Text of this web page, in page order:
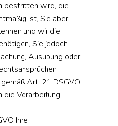
bestritten wird, die
ist, Sie aber
und wir die
Sie jedoch
Ausübung oder
Art. 21 DSGVO
die Verarbeitung
Ihre